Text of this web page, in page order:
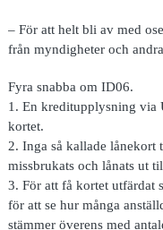
– För att helt bli av med
från myndigheter och
Fyra snabba om ID06.
1. En kreditupplysning via
kortet.
2. Inga så kallade lånekort
missbrukats och lånats ut
3. För att få kortet utfärdat
för att se hur många
stämmer överens med